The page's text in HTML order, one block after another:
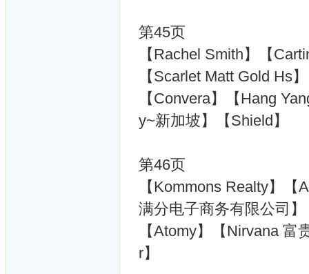
第45页
【Rachel Smith】【
【Scarlet Matt Gold Hs
【Convera】【Hang
y~新加坡】【Shield】
第46页
【Kommons Realty】
满分电子商务有限公司
【Atomy】【Nirvana
r】